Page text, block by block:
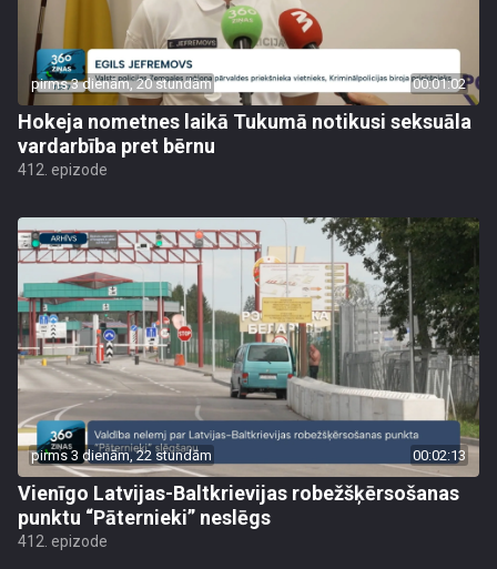
pirms 3 dienām, 20 stundām 00:01:02
Hokeja nometnes laikā Tukumā notikusi seksuāla
vardarbība pret bērnu
412. epizode
pirms 3 dienām, 22 stundām 00:02:13
Vienīgo Latvijas-Baltkrievijas robežšķērsošanas
punktu “Pāternieki” neslēgs
412. epizode